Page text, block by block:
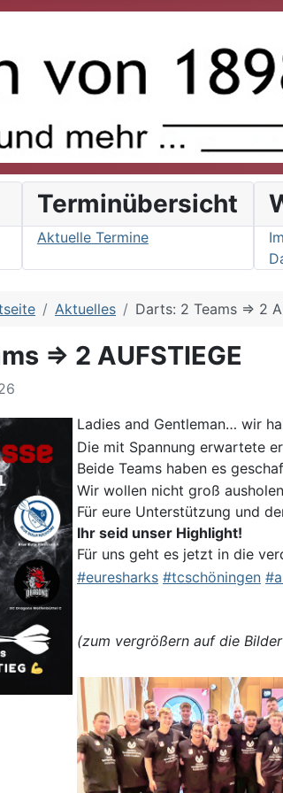
Terminübersicht
Aktuelle Termine
Aktuelles Darts: 2 Teams => 2
=> 2 AUFSTIEGE
Ladies and Gentleman… wir
Die mit Spannung erwartete
Beide Teams haben es
Wir wollen nicht groß
Für eure Unterstützung und
Ihr seid unser Highlight!
Für uns geht es jetzt in die
#euresharks #tcschöningen
(zum vergrößern auf die